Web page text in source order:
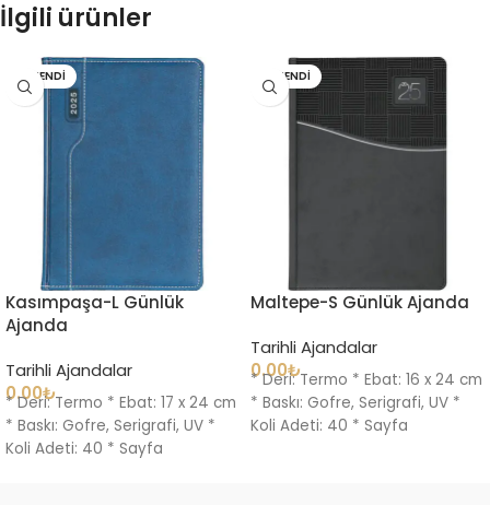
İlgili ürünler
TÜKENDI
Kasımpaşa-L Günlük
Ajanda
Tarihli Ajandalar
0.00₺
* Deri: Termo * Ebat: 17 x 24 cm
* Baskı: Gofre, Serigrafi, UV *
Koli Adeti: 40 * Sayfa
TÜKENDI
Maltepe-S Günlük Ajanda
Tarihli Ajandalar
0.00₺
* Deri: Termo * Ebat: 16 x 24 cm
* Baskı: Gofre, Serigrafi, UV *
Koli Adeti: 40 * Sayfa